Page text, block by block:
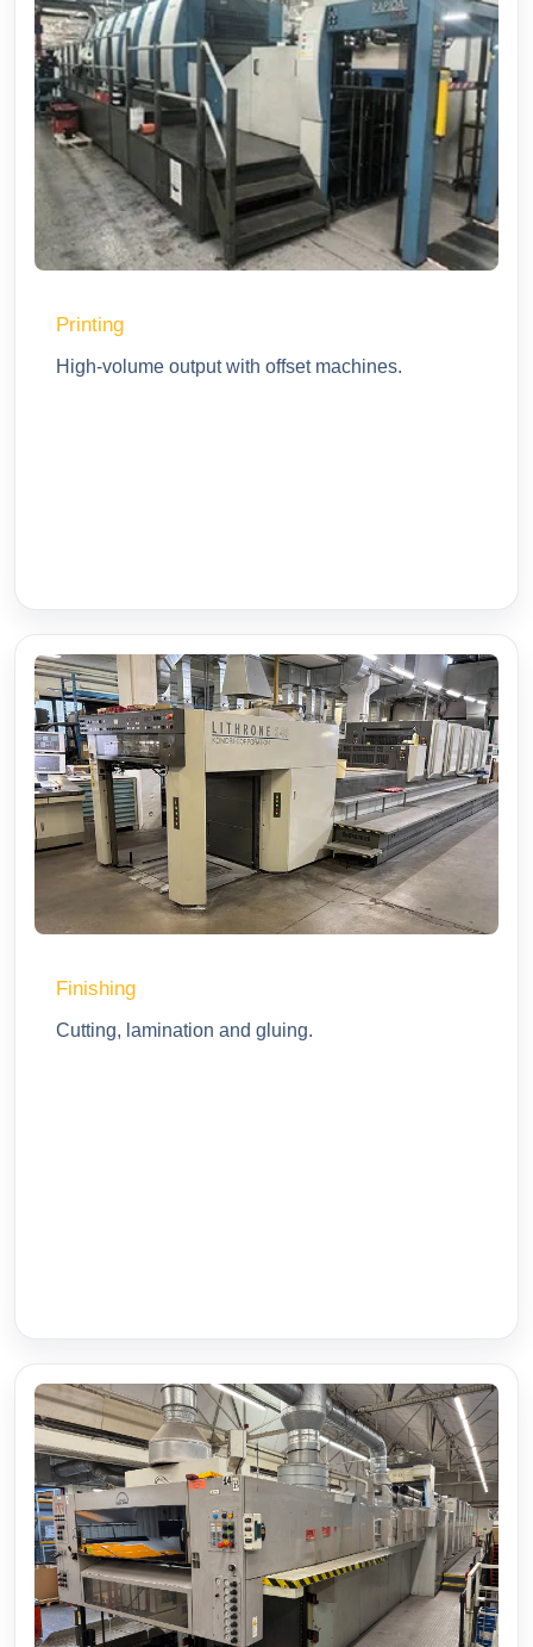
Printing
High-volume output with offset machines.
Finishing
Cutting, lamination and gluing.